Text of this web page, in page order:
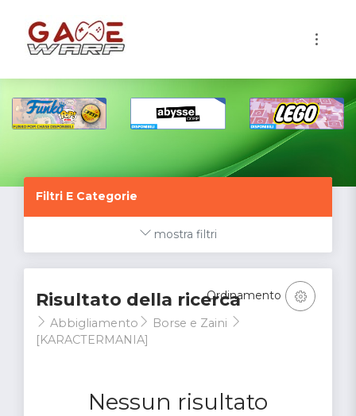
Filtri E Categorie
mostra filtri
Risultato della ricerca
Abbigliamento
Borse e Zaini
[KARACTERMANIA]
Nessun risultato
Ordinamento